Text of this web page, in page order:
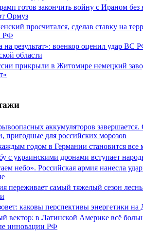
готов закончить войну с Ираном без
Ормуз
просчитался, сделав ставку на
РФ
на результат»: военкор оценил удар ВС
области
прикрыли в Житомире немецкий
аккумуляторов
пригодные для российских морозов
годом в Германии становится
с украинскими дронами вступает
небо». Российская армия нанесла
переживает самый тяжелый сезон
каковы перспективы энергетики на
вектор: в Латинской Америке всё
инновации РФ